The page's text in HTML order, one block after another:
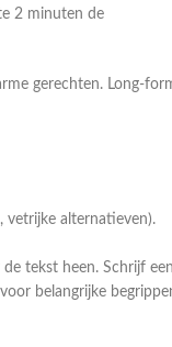
2 minuten de
gerechten. Long-
vetrijke alternatieven).
tekst heen. Schrijf een
belangrijke